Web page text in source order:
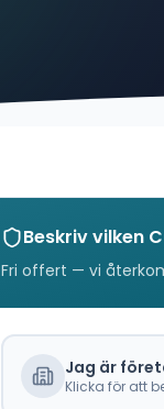
Beskriv vilken
Fri offert — vi
Jag är
Klicka för att